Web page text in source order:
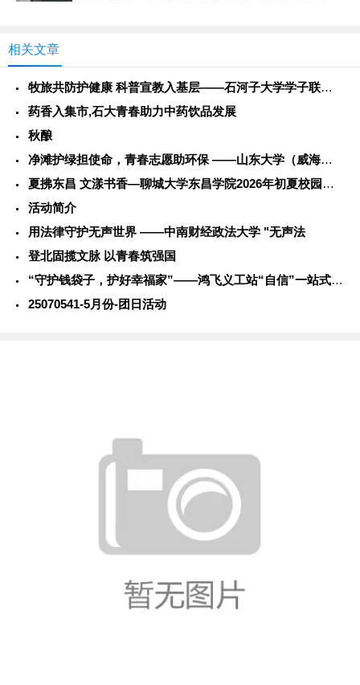
相关文章
牧旅共防护健康 科普宣教入基层——石河子大学学子联动警务力量
药香入集市,石大青春助力中药饮品发展
秋酿
净滩护绿担使命，青春志愿助环保 ——山东大学（威海）学子社会
夏拂东昌 文漾书香—聊城大学东昌学院2026年初夏校园风光
活动简介
用法律守护无声世界 ——中南财经政法大学 "无声法
登北固揽文脉 以青春筑强国
“守护钱袋子，护好幸福家”——鸿飞义工站“自信”一站式学生社
25070541-5月份-团日活动